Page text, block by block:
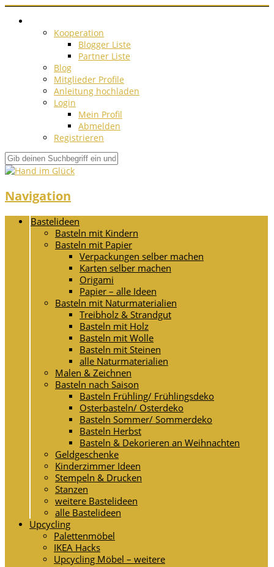
Kooperation
Blogger Liste
Partner Liste
Blog
Mitglieder Profile
Anleitung hochladen
Login
Mein Profil
Abmelden
Registrieren
Navigation
Bastelideen
Basteln mit Kindern
Basteln mit Papier
Verpackungen selber machen
Karten selber machen
Origami
Papier – alle Ideen
Basteln mit Naturmaterialien
Treibholz & Strandgut
Basteln mit Holz
Basteln mit Wolle
Basteln mit Steinen
alle Naturmaterialien
Malen & Zeichnen
Basteln nach Saison
Basteln Frühling/ Frühlingsdeko
Osterbasteln/ Osterdeko
Basteln Sommer/ Sommerdeko
Basteln Herbst
Basteln & Dekorieren an Weihnachten
Geldgeschenke
Kinderzimmer Ideen
Stempeln & Drucken
Stanzen
weitere Bastelideen
alle Bastelideen
Upcycling
Palettenmöbel
IKEA Hacks
Upcycling Möbel – weitere